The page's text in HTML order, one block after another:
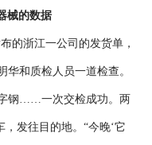
械的数据
的浙江一公司的发货单，
和质检人员一道检查。
钢……一次交检成功。两
发往目的地。“今晚‘它